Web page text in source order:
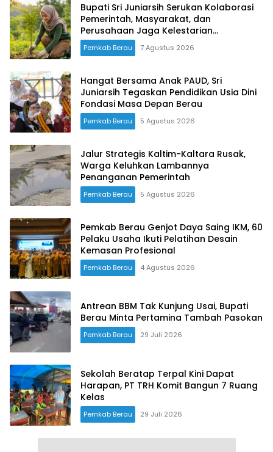
Bupati Sri Juniarsih Serukan Kolaborasi
Pemerintah, Masyarakat, dan
Perusahaan Jaga Kelestarian
Lingkungan
Pemkab Berau 7 Agustus 2026
Hangat Bersama Anak PAUD, Sri
Juniarsih Tegaskan Pendidikan Usia Dini
Fondasi Masa Depan Berau
Pemkab Berau 5 Agustus 2026
Jalur Strategis Kaltim-Kaltara Rusak,
Warga Keluhkan Lambannya
Penanganan Pemerintah
Pemkab Berau 5 Agustus 2026
Pemkab Berau Genjot Daya Saing IKM, 60
Pelaku Usaha Ikuti Pelatihan Desain
Kemasan Profesional
Pemkab Berau 4 Agustus 2026
Antrean BBM Tak Kunjung Usai, Bupati
Berau Minta Pertamina Tambah Pasokan
Pemkab Berau 29 Juli 2026
Sekolah Beratap Terpal Kini Dapat
Harapan, PT TRH Komit Bangun 7 Ruang
Kelas
Pemkab Berau 29 Juli 2026